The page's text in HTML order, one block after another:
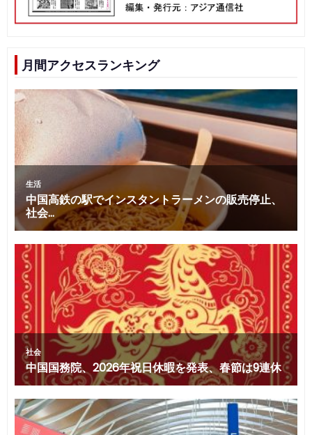
月間アクセスランキング